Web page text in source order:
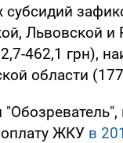
субсидий
Львовской и
462,1 грн),
области
ЖКУ в